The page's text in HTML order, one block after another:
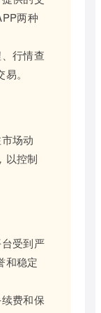
两种
行情查
。
场动
以控制
受到严
和稳定
费和保